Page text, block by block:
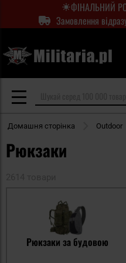
ФІНАЛЬНИЙ
Замовлення
Домашня сторінка Outdoor
Рюкзаки
Рюкзаки за будовою